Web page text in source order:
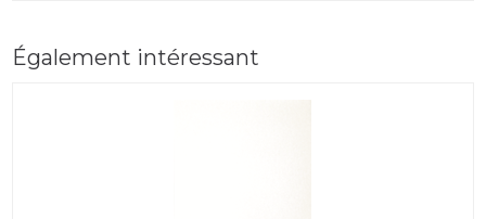
Également intéressant